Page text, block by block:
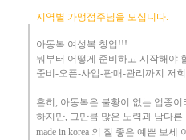
지역별 가맹점주님을 모십니다.
아동복 여성복 창업!!!
뭐부터 어떻게 준비하고 시작해야
준비-오픈-사입-판매-관리까지 저
흔히 아동복은 불황이 없는 업종이
하지만 그만큼 많은 노력과 남다른
made in korea 의 질 좋은 예쁜 보세